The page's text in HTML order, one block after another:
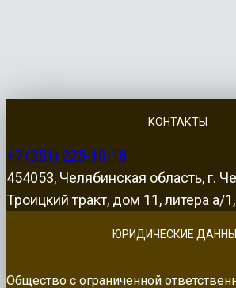
КОНТАКТЫ
+7 (351) 225-10-18
454053, Челябинская область, г.
Троицкий тракт, дом 11, литера а/
ЮРИДИЧЕСКИЕ
Общество с ограниченной